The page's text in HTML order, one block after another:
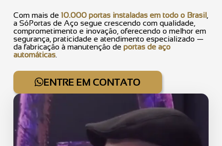
Com mais de 10.000 portas instaladas em todo o Brasil
a SóPortas de Aço segue crescendo com qualidade,
comprometimento e inovação, oferecendo o melhor em
segurança, praticidade e atendimento especializado —
da fabricação à manutenção de portas de aço
automáticas.
ENTRE EM CONTATO